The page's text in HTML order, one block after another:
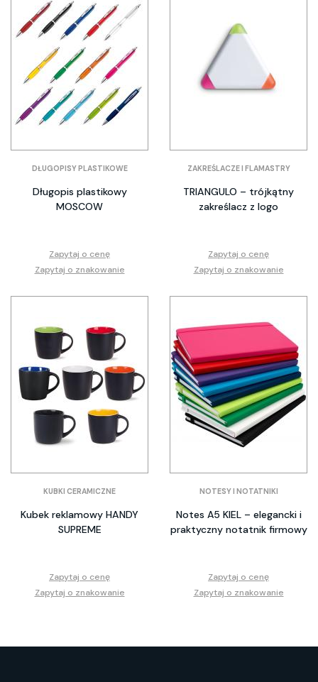
DŁUGOPISY PLASTIKOWE
Długopis plastikowy
MOSCOW
Zapytaj o cenę
Zapytaj o znakowanie
ZAKREŚLACZE I FLAMASTRY
TRIANGULO – trójkątny
zakreślacz z logo
Zapytaj o cenę
Zapytaj o znakowanie
KUBKI CERAMICZNE
Kubek reklamowy HANDY
SUPREME
Zapytaj o cenę
Zapytaj o znakowanie
NOTESY I NOTATNIKI
Notes A5 KIEL – elegancki i
praktyczny notatnik firmowy
Zapytaj o cenę
Zapytaj o znakowanie